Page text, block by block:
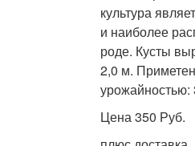
культура
и наиболее
роде. Кусты
2,0 м.
урожайностью:
Цена 350 Руб.